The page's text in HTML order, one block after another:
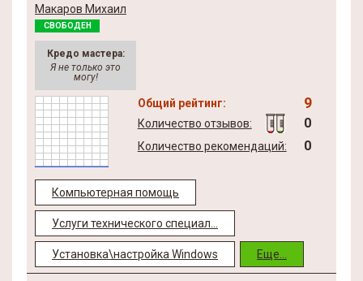
Макаров Михаил
СВОБОДЕН
Кредо мастера:
Я не только это
могу!
Общий рейтинг: 9
Количество отзывов: 0
Количество рекомендаций: 0
Компьютерная помощь
Услуги технического специал...
Установка\настройка Windows Еще...